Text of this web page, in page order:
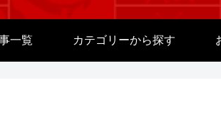
一覧 カテゴリーから探す